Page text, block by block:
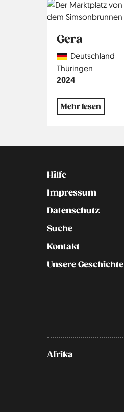
Gera
CountryDeutschland
Region
Thüringen
Jahr
2024
Mehr lesen
Kontakt
Hilfe
Impressum
Datenschutz
Suche
Kontakt
Unsere Geschichte
Afrika